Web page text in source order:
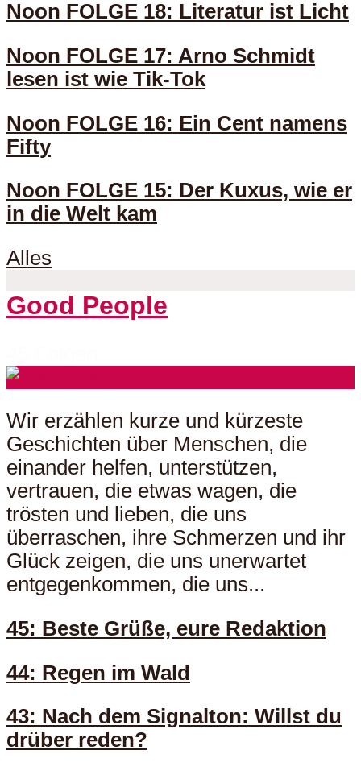
Noon FOLGE 18: Literatur ist Licht
Noon FOLGE 17: Arno Schmidt
lesen ist wie Tik-Tok
Noon FOLGE 16: Ein Cent namens
Fifty
Noon FOLGE 15: Der Kuxus, wie er
in die Welt kam
Alles
Good People
Wir erzählen kurze und kürzeste
Geschichten über Menschen, die
einander helfen, unterstützen,
vertrauen, die etwas wagen, die
trösten und lieben, die uns
überraschen, ihre Schmerzen und ihr
Glück zeigen, die uns unerwartet
entgegenkommen, die uns...
45: Beste Grüße, eure Redaktion
44: Regen im Wald
43: Nach dem Signalton: Willst du
drüber reden?